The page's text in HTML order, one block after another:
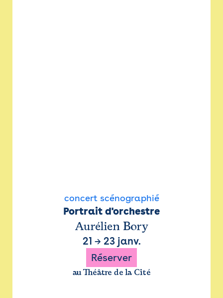
concert scénographié
Portrait d'orchestre
Aurélien Bory
21 → 23 janv.
Réserver
au Théâtre de la Cité